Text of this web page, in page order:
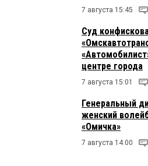
7 августа 15:45
Суд
центре города
7 августа 15:01
Генеральный
женский
«Омичка»
7 августа 14:00